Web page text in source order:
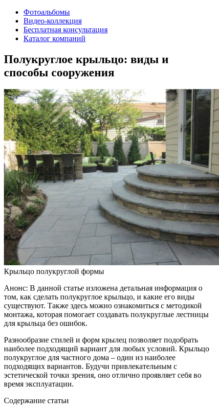
Фотоальбомы
Видео-коллекция
Бесплатная консультация
Каталог компаний
Полукруглое крыльцо: виды и
способы сооружения
Крыльцо полукруглой формы
Анонс: В данной статье изложена детальная информация о
том, как сделать полукруглое крыльцо, и какие его виды
существуют. Также здесь можно ознакомиться с методикой
монтажа, которая помогает создавать полукруглые лестницы
для крыльца без ошибок.
Разнообразие стилей и форм крылец позволяет подобрать
наиболее подходящий вариант для любых условий. Крыльцо
полукруглое для частного дома – один из наиболее
подходящих вариантов. Будучи привлекательным с
эстетической точки зрения, оно отлично проявляет себя во
время эксплуатации.
Содержание статьи